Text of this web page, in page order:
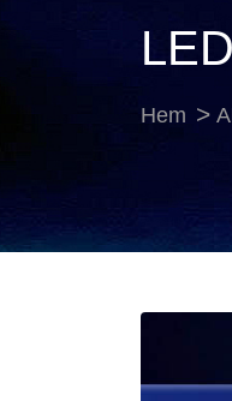
Hem